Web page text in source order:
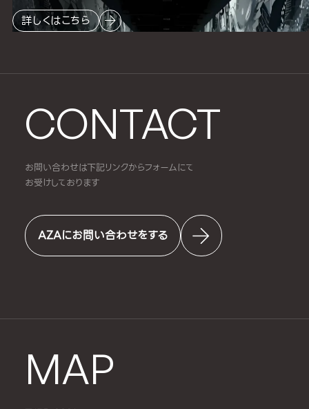
CONTACT
お問い合わせは下記リンクからフォームにて
お受けしております
AZAにお問い合わせをする
MAP
詳しくはこちら